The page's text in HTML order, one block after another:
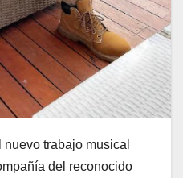
trabajo musical
del reconocido